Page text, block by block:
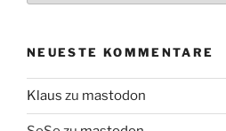
NEUESTE KOMMENTARE
Klaus zu mastodon